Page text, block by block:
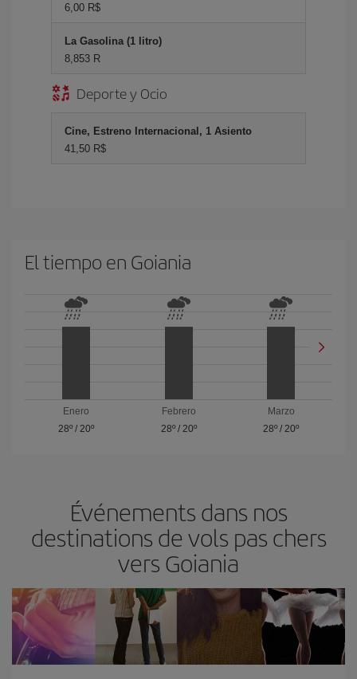
6,00 R$
La Gasolina (1 litro)
8,853 R
Deporte y Ocio
Cine, Estreno Internacional, 1 Asiento
41,50 R$
El tiempo en Goiania
Enero
28º/ 20º
Febrero
28º/ 20º
Marzo
28º / 20º
Événements dans nos
destinations de vols pas chers
vers Goiania